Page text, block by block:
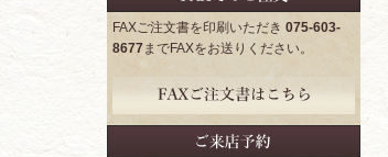
FAXご注文書を印刷いただき 075-603-
8677までFAXをお送りください。